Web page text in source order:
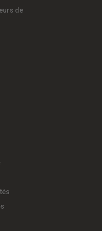
de